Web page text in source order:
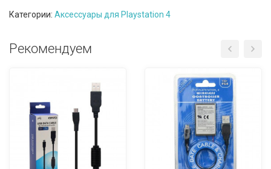
Категории: Аксесcуары для Playstation 4
Рекомендуем